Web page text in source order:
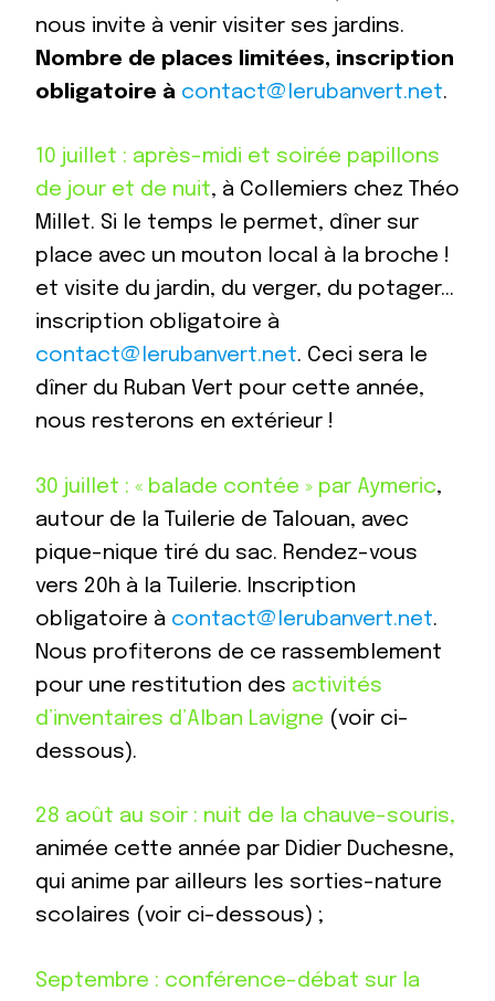
nous invite à venir visiter ses jardins.
Nombre de places limitées, inscription
obligatoire à contact@lerubanvert.net.
10 juillet : après-midi et soirée papillons
de jour et de nuit, à Collemiers chez Théo
Millet. Si le temps le permet, dîner sur
place avec un mouton local à la broche !
et visite du jardin, du verger, du potager…
inscription obligatoire à
contact@lerubanvert.net. Ceci sera le
dîner du Ruban Vert pour cette année,
nous resterons en extérieur !
30 juillet : « balade contée » par Aymeric,
autour de la Tuilerie de Talouan, avec
pique-nique tiré du sac. Rendez-vous
vers 20h à la Tuilerie. Inscription
obligatoire à contact@lerubanvert.net.
Nous profiterons de ce rassemblement
pour une restitution des activités
d’inventaires d’Alban Lavigne (voir ci-
dessous).
28 août au soir : nuit de la chauve-souris,
animée cette année par Didier Duchesne,
qui anime par ailleurs les sorties-nature
scolaires (voir ci-dessous) ;
Septembre : conférence-débat sur la